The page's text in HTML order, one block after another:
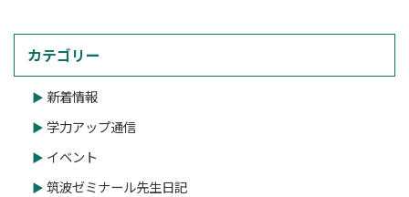
カテゴリー
新着情報
学力アップ通信
イベント
筑波ゼミナール先生日記